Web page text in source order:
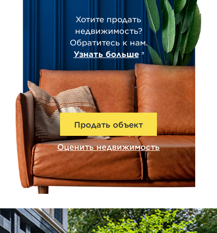
Хотите продать
недвижимость?
Обратитесь к нам.
Узнать больше
Продать объект
Оценить недвижимость